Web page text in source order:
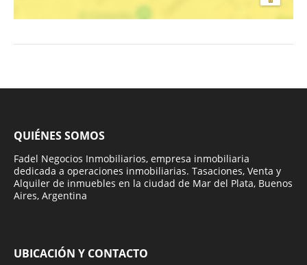
QUIÉNES SOMOS
Fadel Negocios Inmobiliarios, empresa inmobiliaria
dedicada a operaciones inmobiliarias. Tasaciones, Venta y
Alquiler de inmuebles en la ciudad de Mar del Plata, Buenos
Aires, Argentina
UBICACIÓN Y CONTACTO